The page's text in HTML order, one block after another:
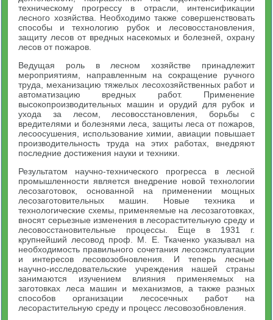
техническому прогрессу в отрасли, интенсификации
лесного хозяйства. Необходимо также совершенствовать
способы и технологию рубок и лесовосстановления,
защиту лесов от вредных насекомых и болезней, охрану
лесов от пожаров.
Ведущая роль в лесном хозяйстве принадлежит
мероприятиям, направленным на сокращение ручного
труда, механизацию тяжелых лесохозяйственных работ и
автоматизацию вредных работ. Применение
высокопроизводительных машин и орудий для рубок и
ухода за лесом, лесовосстановления, борьбы с
вредителями и болезнями леса, защиты леса от пожаров,
лесоосушения, использование химии, авиации повышает
производительность труда на этих работах, внедряют
последние достижения науки и техники.
Результатом научно-технического прогресса в лесной
промышленности является внедрение новой технологии
лесозаготовок, основанной на применении мощных
лесозаготовительных машин. Новые техника и
технологические схемы, применяемые на лесозаготовках,
вносят серьезные изменения в лесорастительную среду и
лесовосстановительные процессы. Еще в 1931 г.
крупнейший лесовод проф. М. Е. Ткаченко указывал на
необходимость правильного сочетания лесоэксплуатации
и интересов лесовозобновления. И теперь лесные
научно-исследовательские учреждения нашей страны
занимаются изучением влияния применяемых на
заготовках леса машин и механизмов, а также разных
способов организации лесосечных работ на
лесорастительную среду и процесс лесовозобновления.